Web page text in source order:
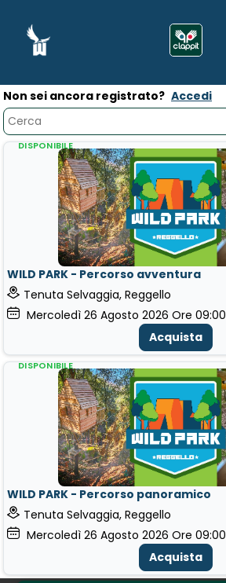
Non sei ancora registrato? Accedi
WILD PARK - Percorso avventura
Tenuta Selvaggia, Reggello
Mercoledì 26 Agosto 2026 Ore 09:00
DISPONIBILE
Acquista
WILD PARK - Percorso panoramico
Tenuta Selvaggia, Reggello
Mercoledì 26 Agosto 2026 Ore 09:00
DISPONIBILE
Acquista